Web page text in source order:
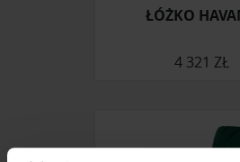
ŁÓŻKO
4 321 ZŁ